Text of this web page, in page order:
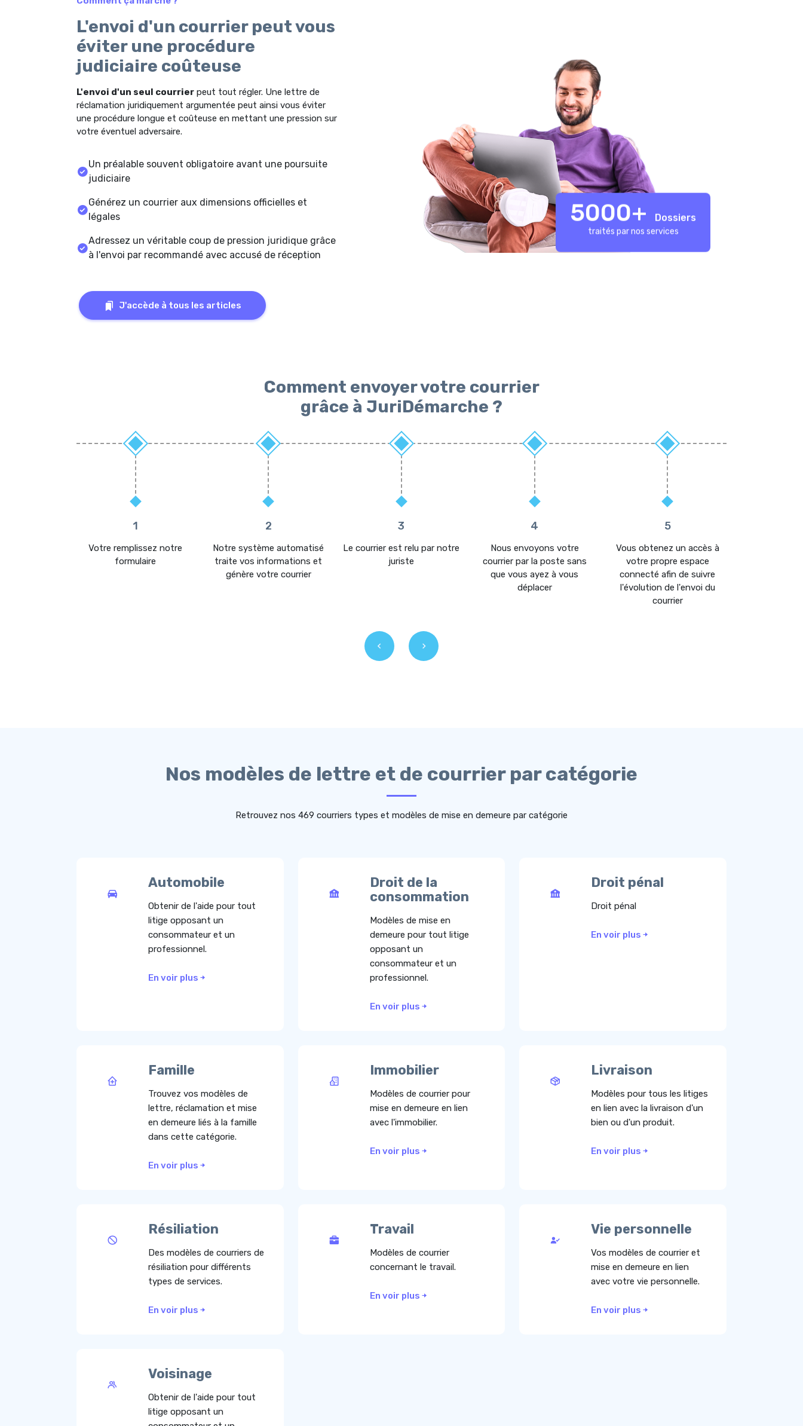
L'envoi d'un courrier peut vous
éviter une procédure
judiciaire coûteuse
L'envoi d'un seul courrier peut tout régler. Une lettre de
réclamation juridiquement argumentée peut ainsi vous éviter
une procédure longue et coûteuse en mettant une pression sur
votre éventuel adversaire.
Un préalable souvent obligatoire avant une poursuite
judiciaire
Générez un courrier aux dimensions officielles et
légales
Adressez un véritable coup de pression juridique grâce
à l'envoi par recommandé avec accusé de réception
J'accède à tous les articles
5000+ Dossiers
traités par nos services
Comment envoyer votre courrier
grâce à JuriDémarche ?
1
Votre remplissez notre
formulaire
2
Notre système automatisé
traite vos informations et
génère votre courrier
3
Le courrier est relu par notre
juriste
4
Nous envoyons votre
courrier par la poste sans
que vous ayez à vous
déplacer
5
Vous obtenez un accès à
votre propre espace
connecté afin de suivre
l'évolution de l'envoi du
courrier
Nos modèles de lettre et de courrier par catégorie
Retrouvez nos 469 courriers types et modèles de mise en demeure par catégorie
Automobile
Obtenir de l'aide pour tout
litige opposant un
consommateur et un
professionnel.
En voir plus
Droit de la
consommation
Modèles de mise en
demeure pour tout litige
opposant un
consommateur et un
professionnel.
En voir plus
Droit pénal
Droit pénal
En voir plus
Famille
Trouvez vos modèles de
lettre, réclamation et mise
en demeure liés à la famille
dans cette catégorie.
En voir plus
Immobilier
Modèles de courrier pour
mise en demeure en lien
avec l'immobilier.
En voir plus
Livraison
Modèles pour tous les litiges
en lien avec la livraison d'un
bien ou d'un produit.
En voir plus
Résiliation
Des modèles de courriers de
résiliation pour différents
types de services.
En voir plus
Travail
Modèles de courrier
concernant le travail.
En voir plus
Vie personnelle
Vos modèles de courrier et
mise en demeure en lien
avec votre vie personnelle.
En voir plus
Voisinage
Obtenir de l'aide pour tout
litige opposant un